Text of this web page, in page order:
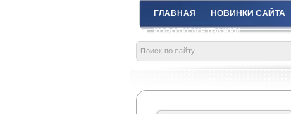
ГЛАВНАЯ НОВИНКИ САЙТА
КОРОТКОМЕТРАЖКИ